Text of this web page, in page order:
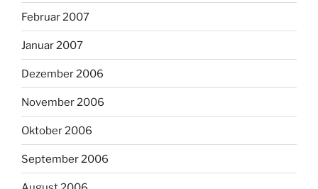
Februar 2007
Januar 2007
Dezember 2006
November 2006
Oktober 2006
September 2006